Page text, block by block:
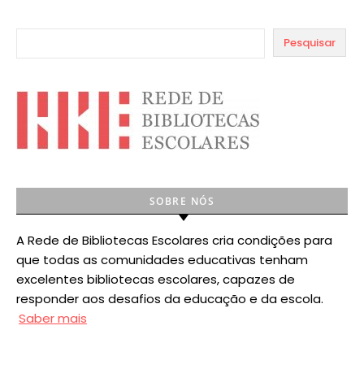
Pesquisar
SOBRE NÓS
A Rede de Bibliotecas Escolares cria condições para
que todas as comunidades educativas tenham
excelentes bibliotecas escolares, capazes de
responder aos desafios da educação e da escola.
Saber mais